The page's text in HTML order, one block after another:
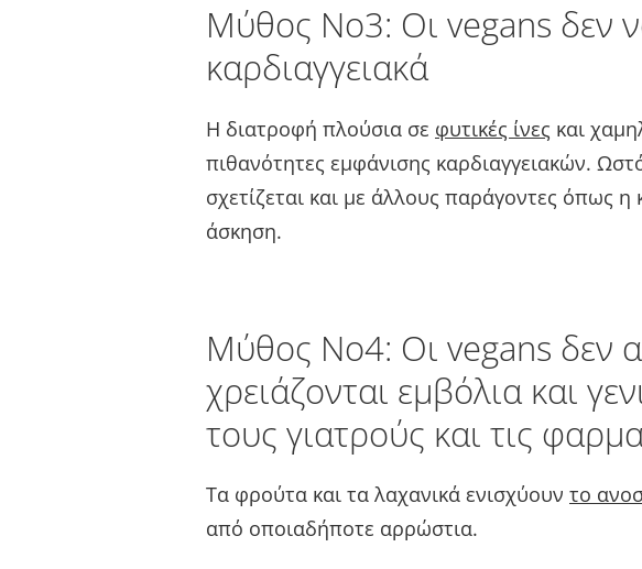
Μύθος Νο3: Οι vegans δεν
καρδιαγγειακά
Η διατροφή πλούσια σε φυτικές ίνες και
πιθανότητες εμφάνισης καρδιαγγειακών.
σχετίζεται και με άλλους παράγοντες όπως
άσκηση.
Μύθος Νο4: Οι vegans δεν
χρειάζονται εμβόλια και
τους γιατρούς και τις
Τα φρούτα και τα λαχανικά ενισχύουν το
από οποιαδήποτε αρρώστια.